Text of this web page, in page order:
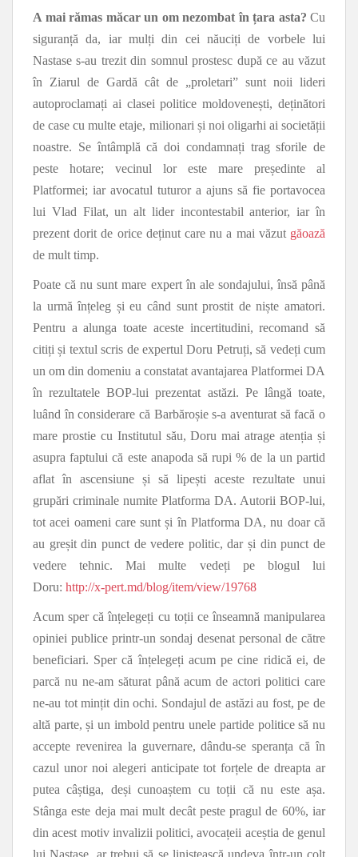
A mai rămas măcar un om nezombat în țara asta? Cu
siguranță da, iar mulți din cei năuciți de vorbele lui
Nastase s-au trezit din somnul prostesc după ce au văzut
în Ziarul de Gardă cât de „proletari” sunt noii lideri
autoproclamați ai clasei politice moldovenești, deținători
de case cu multe etaje, milionari și noi oligarhi ai societății
noastre. Se întâmplă că doi condamnați trag sforile de
peste hotare; vecinul lor este mare președinte al
Platformei; iar avocatul tuturor a ajuns să fie portavocea
lui Vlad Filat, un alt lider incontestabil anterior, iar în
prezent dorit de orice deținut care nu a mai văzut găoază
de mult timp.
Poate că nu sunt mare expert în ale sondajului, însă până
la urmă înțeleg și eu când sunt prostit de niște amatori.
Pentru a alunga toate aceste incertitudini, recomand să
citiți și textul scris de expertul Doru Petruți, să vedeți cum
un om din domeniu a constatat avantajarea Platformei DA
în rezultatele BOP-lui prezentat astăzi. Pe lângă toate,
luând în considerare că Barbăroșie s-a aventurat să facă o
mare prostie cu Institutul său, Doru mai atrage atenția și
asupra faptului că este anapoda să rupi % de la un partid
aflat în ascensiune și să lipești aceste rezultate unui
grupări criminale numite Platforma DA. Autorii BOP-lui,
tot acei oameni care sunt și în Platforma DA, nu doar că
au greșit din punct de vedere politic, dar și din punct de
vedere tehnic. Mai multe vedeți pe blogul lui
Doru: http://x-pert.md/blog/item/view/19768
Acum sper că înțelegeți cu toții ce înseamnă manipularea
opiniei publice printr-un sondaj desenat personal de către
beneficiari. Sper că înțelegeți acum pe cine ridică ei, de
parcă nu ne-am săturat până acum de actori politici care
ne-au tot mințit din ochi. Sondajul de astăzi au fost, pe de
altă parte, și un imbold pentru unele partide politice să nu
accepte revenirea la guvernare, dându-se speranța că în
cazul unor noi alegeri anticipate tot forțele de dreapta ar
putea câștiga, deși cunoaștem cu toții că nu este așa.
Stânga este deja mai mult decât peste pragul de 60%, iar
din acest motiv invalizii politici, avocațeii aceștia de genul
lui Nastase, ar trebui să se liniștească undeva într-un colț